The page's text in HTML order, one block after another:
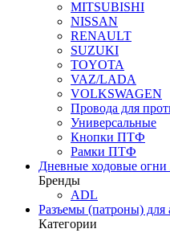
MITSUBISHI
NISSAN
RENAULT
SUZUKI
TOYOTA
VAZ/LADA
VOLKSWAGEN
Провода для
Универсальные
Кнопки ПТФ
Рамки ПТФ
Дневные ходовые огни
Бренды
ADL
Разъемы (патроны)
Категории